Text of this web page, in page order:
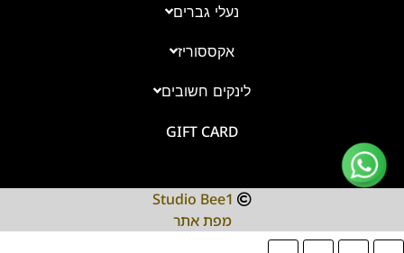
נעלי גברים
אקססוריז
לינקים חשובים
GIFT CARD
Studio Bee1
מפת אתר